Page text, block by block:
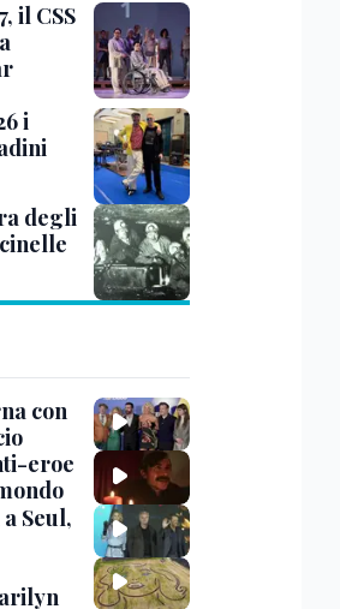
il CSS
i
degli
con
eroe
Seul,